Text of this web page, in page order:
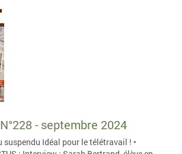
- septembre 2024
suspendu Idéal pour le télétravail ! •